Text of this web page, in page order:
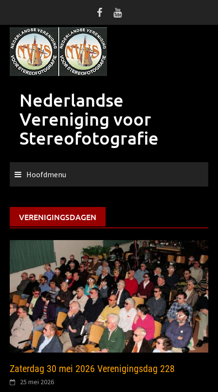
inhoud
Nederlandse
Vereniging voor
Stereofotografie
Hoofdmenu
VERENIGINGSDAGEN
Zaterdag 30 mei 2026 Verenigingsdag 228
25 mei 2026